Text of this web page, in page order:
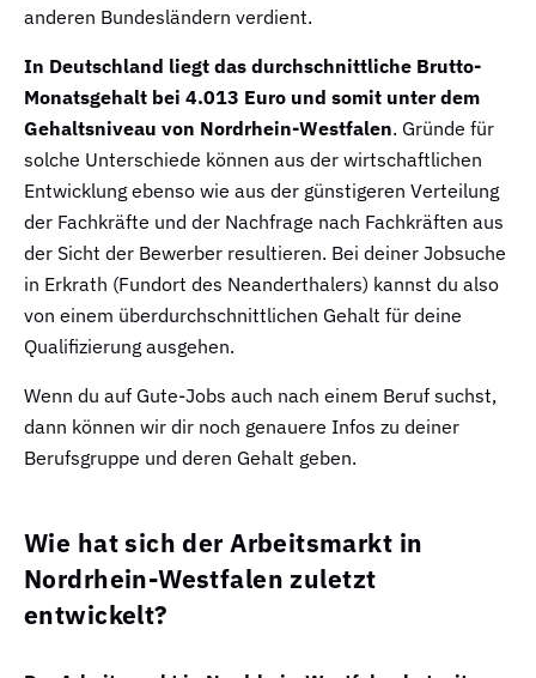
anderen Bundesländern verdient.
In Deutschland liegt das durchschnittliche Brutto-
Monatsgehalt bei 4.013 Euro und somit unter dem
Gehaltsniveau von Nordrhein-Westfalen. Gründe für
solche Unterschiede können aus der wirtschaftlichen
Entwicklung ebenso wie aus der günstigeren Verteilung
der Fachkräfte und der Nachfrage nach Fachkräften aus
der Sicht der Bewerber resultieren. Bei deiner Jobsuche
in Erkrath (Fundort des Neanderthalers) kannst du also
von einem überdurchschnittlichen Gehalt für deine
Qualifizierung ausgehen.
Wenn du auf Gute-Jobs auch nach einem Beruf suchst,
dann können wir dir noch genauere Infos zu deiner
Berufsgruppe und deren Gehalt geben.
Wie hat sich der Arbeitsmarkt in
Nordrhein-Westfalen zuletzt
entwickelt?